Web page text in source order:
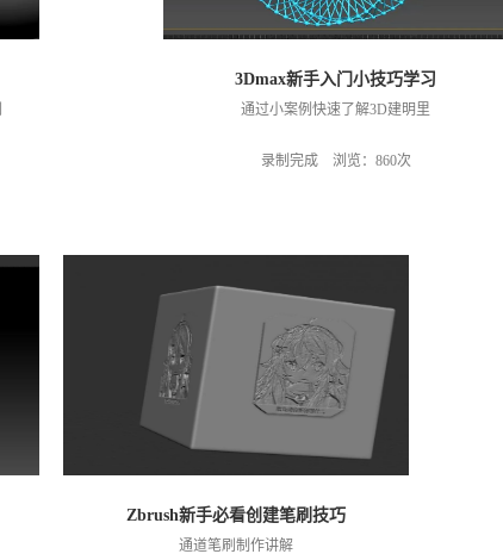
3Dmax新手入门小技巧学习
通过小案例快速了解3D建明里
录制完成 浏览：860次
Zbrush新手必看创建笔刷技巧
通道笔刷制作讲解